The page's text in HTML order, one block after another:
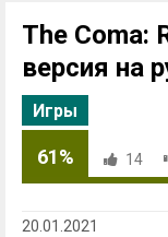
The Coma:
версия на
Игры
61% 14
20.01.2021